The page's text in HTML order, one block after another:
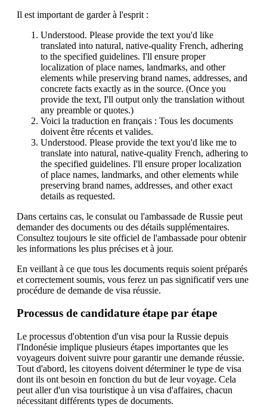
Il est important de garder à l'esprit :
Understood. Please provide the text you'd like
translated into natural, native-quality French, adhering
to the specified guidelines. I'll ensure proper
localization of place names, landmarks, and other
elements while preserving brand names, addresses, and
concrete facts exactly as in the source. (Once you
provide the text, I'll output only the translation without
any preamble or quotes.)
Voici la traduction en français : Tous les documents
doivent être récents et valides.
Understood. Please provide the text you'd like me to
translate into natural, native-quality French, adhering to
the specified guidelines. I'll ensure proper localization
of place names, landmarks, and other elements while
preserving brand names, addresses, and other exact
details as requested.
Dans certains cas, le consulat ou l'ambassade de Russie peut
demander des documents ou des détails supplémentaires.
Consultez toujours le site officiel de l'ambassade pour obtenir
les informations les plus précises et à jour.
En veillant à ce que tous les documents requis soient préparés
et correctement soumis, vous ferez un pas significatif vers une
procédure de demande de visa réussie.
Processus de candidature étape par étape
Le processus d'obtention d'un visa pour la Russie depuis
l'Indonésie implique plusieurs étapes importantes que les
voyageurs doivent suivre pour garantir une demande réussie.
Tout d'abord, les citoyens doivent déterminer le type de visa
dont ils ont besoin en fonction du but de leur voyage. Cela
peut aller d'un visa touristique à un visa d'affaires, chacun
nécessitant différents types de documents.